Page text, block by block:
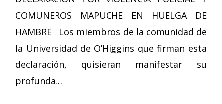
COMUNEROS MAPUCHE EN HUELGA DE
HAMBRE Los miembros de la comunidad de
la Universidad de O’Higgins que firman esta
declaración, quisieran manifestar su
profunda…